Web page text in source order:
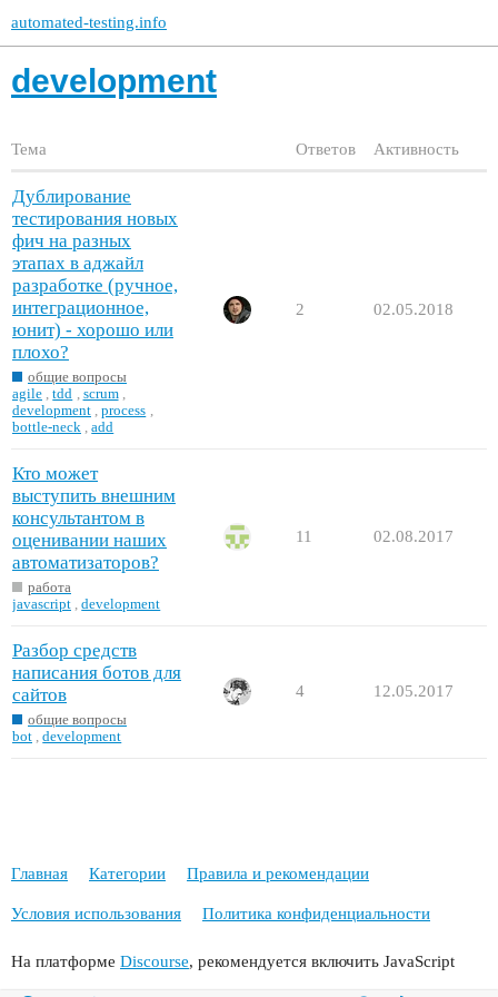
automated-testing.info
development
Тема Ответов Активность
Дублирование
тестирования новых
фич на разных
этапах в аджайл
разработке (ручное,
интеграционное,
юнит) - хорошо или
плохо?
общие вопросы
agile ,tdd scrum
development ,process
bottle-neck
,add
2 02.05.2018
Кто может
выступить внешним
консультантом в
оценивании наших
автоматизаторов?
работа
javascript ,development
11 02.08.2017
Разбор средств
написания ботов для
сайтов
общие вопросы
bot ,development
4 12.05.2017
Главная Категории Правила и рекомендации
Условия использования Политика конфиденциальности
На платформе Discourse, рекомендуется включить JavaScript